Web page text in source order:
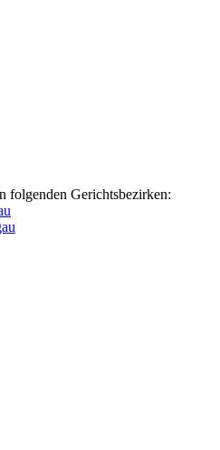
folgenden Gerichtsbezirken: